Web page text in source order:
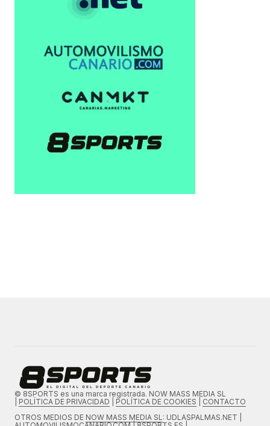
© 8SPORTS es una marca registrada. NOW MASS MEDIA SL
POLÍTICA DE PRIVACIDAD POLÍTICA DE COOKIES
CONTACTO
OTROS MEDIOS DE NOW MASS MEDIA SL: UDLASPALMAS.NET |